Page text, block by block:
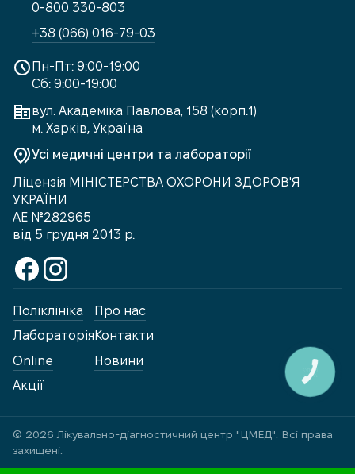
Пн-Пт: 9:00-19:00
Сб: 9:00-19:00
вул. Академіка Павлова, 158 (корп.1)
м. Харків, Україна
Усі медичні центри та лабораторії
Ліцензія МІНІСТЕРСТВА ОХОРОНИ ЗДОРОВ'Я
УКРАЇНИ
АЕ №282965
від 5 грудня 2013 р.
0-800 330-803
+38 (066) 016-79-03
Поліклініка
Лабораторія
Online
Акції
Про нас
Контакти
Новини
© 2026 Лікувально-діагностичний центр "ЦМЕД". Всі права
захищені.
КНОПКА
ЗВ'ЯЗКУ